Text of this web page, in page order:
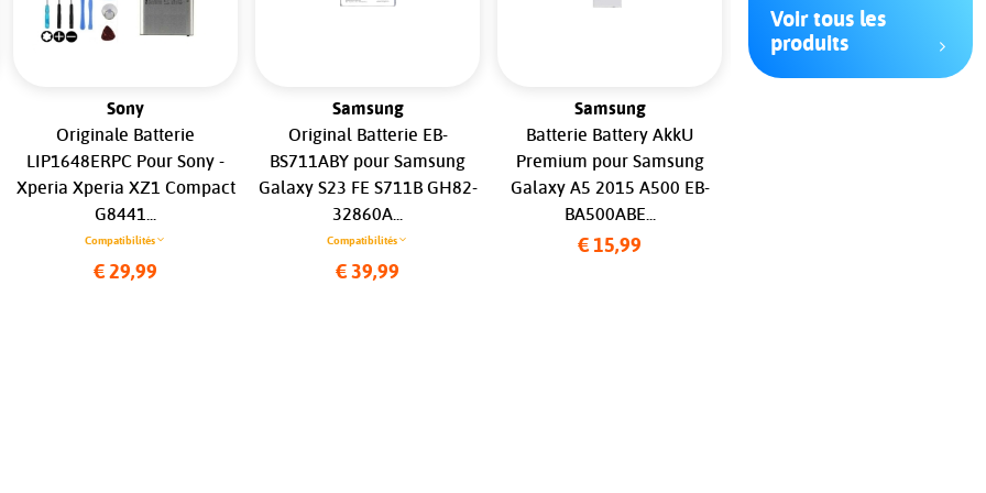
Sony
Originale Batterie
LIP1648ERPC Pour Sony -
Xperia Xperia XZ1 Compact
G8441...
Compatibilités
€ 29,99
Samsung
Original Batterie EB-
BS711ABY pour Samsung
Galaxy S23 FE S711B GH82-
32860A...
Compatibilités
€ 39,99
Samsung
Batterie Battery AkkU
Premium pour Samsung
Galaxy A5 2015 A500 EB-
BA500ABE...
€ 15,99
Voir tous les
produits